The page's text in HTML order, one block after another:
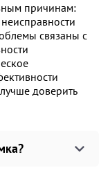
причинам:
связаны с
доверить